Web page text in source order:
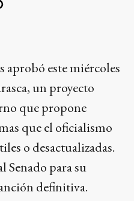
aprobó este miércoles
un proyecto
que propone
que el oficialismo
o desactualizadas.
Senado para su
definitiva.